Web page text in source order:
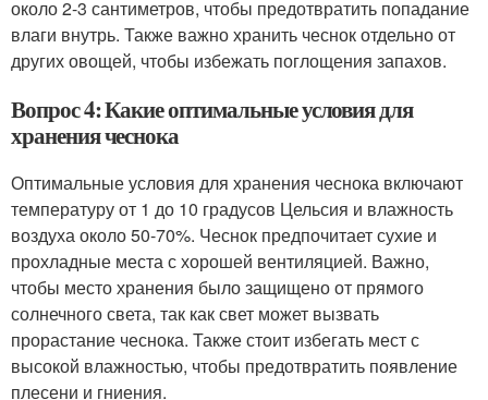
около 2-3 сантиметров, чтобы предотвратить попадание
влаги внутрь. Также важно хранить чеснок отдельно от
других овощей, чтобы избежать поглощения запахов.
Вопрос 4: Какие оптимальные условия для
хранения чеснока
Оптимальные условия для хранения чеснока включают
температуру от 1 до 10 градусов Цельсия и влажность
воздуха около 50-70%. Чеснок предпочитает сухие и
прохладные места с хорошей вентиляцией. Важно,
чтобы место хранения было защищено от прямого
солнечного света, так как свет может вызвать
прорастание чеснока. Также стоит избегать мест с
высокой влажностью, чтобы предотвратить появление
плесени и гниения.